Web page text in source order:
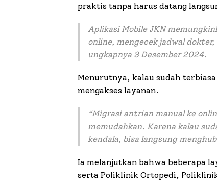
praktis tanpa harus datang
Aplikasi Mobile JKN
online, mengecek jadwal
ungkapnya 3 Desember 2024.
Menurutnya, kalau sudah
mengakses layanan.
“Migrasi antrian manual ke
memudahkan. Karena kalau
kendala, bisa langsung
Ia melanjutkan bahwa beberapa
serta Poliklinik Ortopedi,